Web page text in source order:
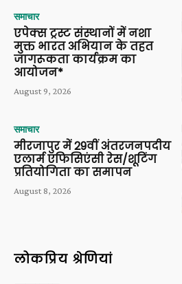
समाचार
एपेक्स ट्रस्ट संस्थानों में नशा
मुक्त भारत अभियान के तहत
जागरूकता कार्यक्रम का
आयोजन*
August 9, 2026
समाचार
मीरजापुर में 29वीं अंतरजनपदीय
एलार्म एफिसिएंसी रेस/शूटिंग
प्रतियोगिता का समापन
August 8, 2026
लोकप्रिय श्रेणियां